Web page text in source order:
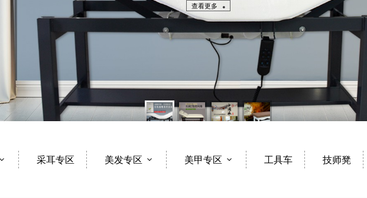
查看更多
采耳专区 美发专区 美甲专区 工具车 技师凳